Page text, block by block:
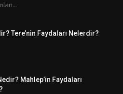
Tere’nin Faydaları Nelerdir?
Mahlep’in Faydaları